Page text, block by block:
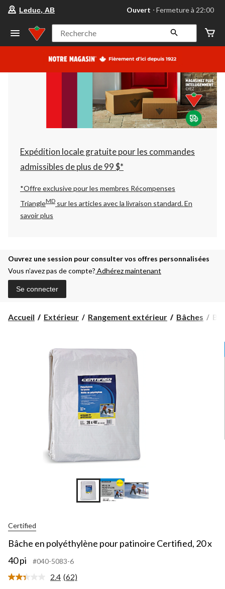
votre
préféré
Leduc,
AB,
courament
Fermeture
à
22:00
cliquer
pour
changer
Leduc, AB Ouvert ⋅ Fermeture à 22:00
Recherche
Expédition locale gratuite pour les commandes
admissibles de plus de 99 $*
*Offre exclusive pour les membres Récompenses
TriangleMD sur les articles avec la livraison standard.En
savoir plus
Ouvrez une session pour consulter vos offres personnalisées
Vous n’avez pas de compte? Adhérez maintenant
Se connecter
Accueil Extérieur Rangement extérieur Bâches
Certified
Bâche en polyéthylène pour patinoire Certified, 20 x
40 pi
#040-5083-6
2.4 Lire
(62)